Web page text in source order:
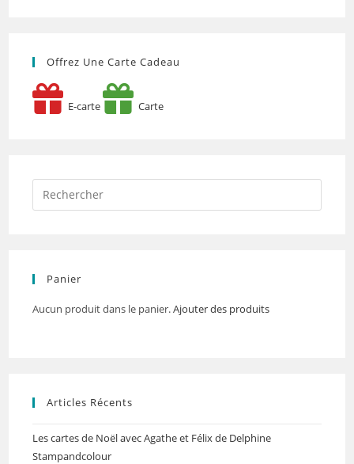
Offrez Une Carte Cadeau
E-carte Carte
Panier
Aucun produit dans le panier.Ajouter des produits
Articles Récents
Les cartes de Noël avec Agathe et Félix de Delphine
Stampandcolour